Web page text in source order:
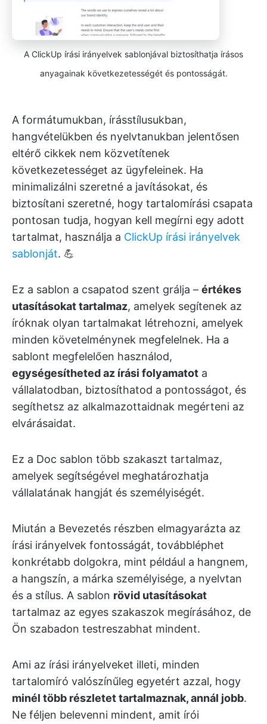
A ClickUp írási irányelvek sablonjával biztosíthatja írásos
anyagainak következetességét és pontosságát.
A formátumukban, írásstílusukban,
hangvételükben és nyelvtanukban jelentősen
eltérő cikkek nem közvetítenek
következetességet az ügyfeleinek. Ha
minimalizálni szeretné a javításokat, és
biztosítani szeretné, hogy tartalomírási csapata
pontosan tudja, hogyan kell megírni egy adott
tartalmat, használja a ClickUp írási irányelvek
sablonját. 💪
Ez a sablon a csapatod szent grálja – értékes
utasításokat tartalmaz, amelyek segítenek az
íróknak olyan tartalmakat létrehozni, amelyek
minden követelménynek megfelelnek. Ha a
sablont megfelelően használod,
egységesítheted az írási folyamatot a
vállalatodban, biztosíthatod a pontosságot, és
segíthetsz az alkalmazottaidnak megérteni az
elvárásaidat.
Ez a Doc sablon több szakaszt tartalmaz,
amelyek segítségével meghatározhatja
vállalatának hangját és személyiségét.
Miután a Bevezetés részben elmagyarázta az
írási irányelvek fontosságát, továbbléphet
konkrétabb dolgokra, mint például a hangnem,
a hangszín, a márka személyisége, a nyelvtan
és a stílus. A sablon rövid utasításokat
tartalmaz az egyes szakaszok megírásához, de
Ön szabadon testreszabhat mindent.
Ami az írási irányelveket illeti, minden
tartalomíró valószínűleg egyetért azzal, hogy
minél több részletet tartalmaznak, annál jobb.
Ne féljen belevenni mindent, amit írói